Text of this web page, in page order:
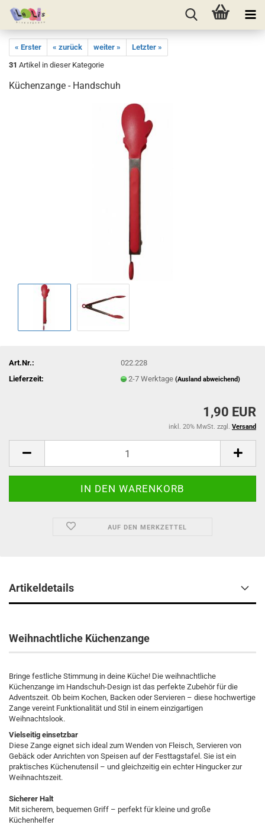
« Erster « zurück weiter »
Letzter »
31 Artikel in dieser Kategorie
Küchenzange - Handschuh
Art.Nr.:
022.228
Lieferzeit:
2-7 Werktage(Ausland abweichend)
1,90 EUR
inkl. 20% MwSt. zzgl. Versand
AUF DEN MERKZETTEL
Artikeldetails
Weihnachtliche Küchenzange
Bringe festliche Stimmung in deine Küche! Die weihnachtliche
Küchenzange im Handschuh-Design ist das perfekte Zubehör für die
Adventszeit. Ob beim Kochen, Backen oder Servieren – diese hochwertige
Zange vereint Funktionalität und Stil in einem einzigartigen
Weihnachtslook.
Vielseitig einsetzbar
Diese Zange eignet sich ideal zum Wenden von Fleisch, Servieren von
Gebäck oder Anrichten von Speisen auf der Festtagstafel. Sie ist ein
praktisches Küchenutensil – und gleichzeitig ein echter Hingucker zur
Weihnachtszeit.
Sicherer Halt
Mit sicherem, bequemen Griff – perfekt für kleine und große
Küchenhelfer